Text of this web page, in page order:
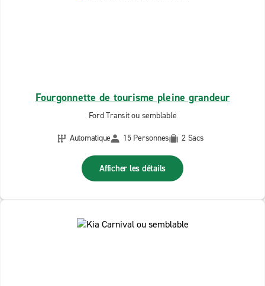
Fourgonnette de tourisme pleine grandeur
Ford Transit ou semblable
Automatique
15 Personnes 2 Sacs
Afficher les détails